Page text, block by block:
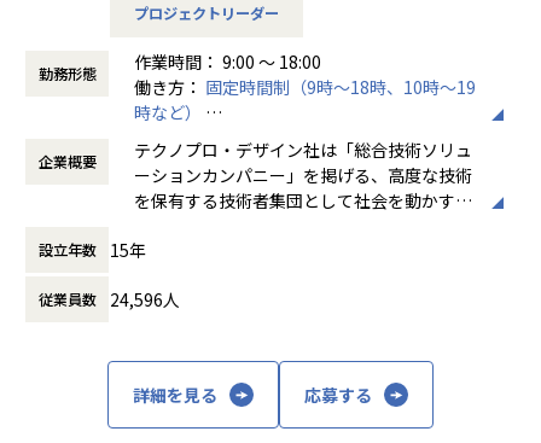
５．ライフワークバランスが取りやすいです。
【働く環境】
リーディングカンパニーとして業界価値を高めるために、そ
して、エンジニアの選択肢が多い働きやすい職場環境をつく
るために、様々な取り組みを行っています。
例えば、技術コンサルティング業務のさらなる強化。これに
より抜本的な収益構造改善による給与水準の向上や、エンジ
す。
員などからも「人生を通して徹底的に技術を磨くことができ
の独自の研修制度や、そもそもの生き方から共に考え、悩
み、最適なキャリアを描く風土があり、人がいます。
技術を育てる技術が、テクノプロ・デザイン社には溢れてい
弊社とプライム契約を結んでいる、大手メーカーやSIerに
ウ
ド、WEB、組込）業務をご担当いただきます。
AI、IoT、画像処理の案件も多く、最先端の技術領域の業務
をご担当いただきます。
※経験や希望に応じて案件を決定いたします。
テクノプロデザインのエンジニアで最大20数名規模で構成さ
経験・スキルにより、PL、PMとして活躍いただくことも想
【テクノプロ・デザイン社でのやりがい】
１．話題性の高いモノづくりに携わることができます。
２．PJによっては、白紙の段階から構想をもとに要件設定が
プロジェクトリーダー
勤務形態
作業時間： 9:00 ～ 18:00
働き方： 固定時間制（9時～18時、10時～19
時など）
時間外労働の有無： 有（月平均20時間）
休憩時間： 60分
企業概要
テクノプロ・デザイン社は「総合技術ソリュ
ーションカンパニー」を掲げる、高度な技術
を保有する技術者集団として社会を動かすこ
に渡ります。いわゆる技術者派遣と呼ばれ
働く場所に関わらない事業支援や最新技術を
用いた研究開発などを行っています。
設立年数 15年
従業員数 24,596人
詳細を見る 応募する